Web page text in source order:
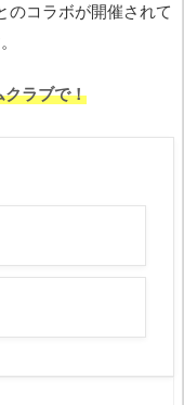
のコラボが開催されて
ラブで！